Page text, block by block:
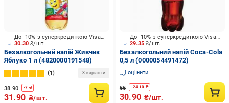
30.30₴/шт.
До -10% з суперкредиткою Visa Вигода
Безалкогольний напій Живчик
Яблуко 1 л (4820000191548)
1 3 варіанти
38.90 -7 ₴
31.90 ₴/шт.
29.35₴/шт.
До -10% з суперкредиткою Visa Вигода
Безалкогольний напій Coca-Cola
0,5 л (0000054491472)
оцінити
55 -24.10 ₴
30.90 ₴/шт.